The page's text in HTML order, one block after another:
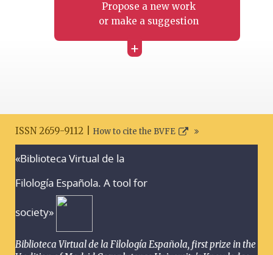
Propose a new work
or make a suggestion
+
ISSN 2659-9112 | How to cite the BVFE
«Biblioteca Virtual de la
Filología Española. A tool for
society»
Biblioteca Virtual de la Filología Española, first prize in the